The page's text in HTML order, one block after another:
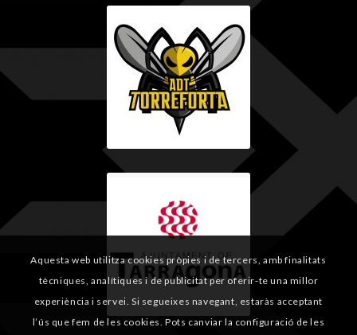
Aquesta web utilitza cookies pròpies i de tercers, amb finalitats
tècniques, analítiques i de publicitat per oferir-te una millor
experiència i servei. Si segueixes navegant, estaràs acceptant
l’ús que fem de les cookies. Pots canviar la configuració de les